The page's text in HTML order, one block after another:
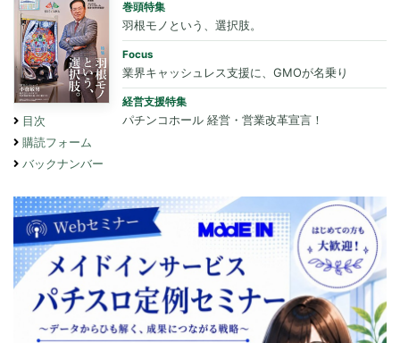
目次
購読フォーム
バックナンバー
巻頭特集
羽根モノという、選択肢。
Focus
業界キャッシュレス支援に、GMOが名乗り
経営支援特集
パチンコホール 経営・営業改革宣言！